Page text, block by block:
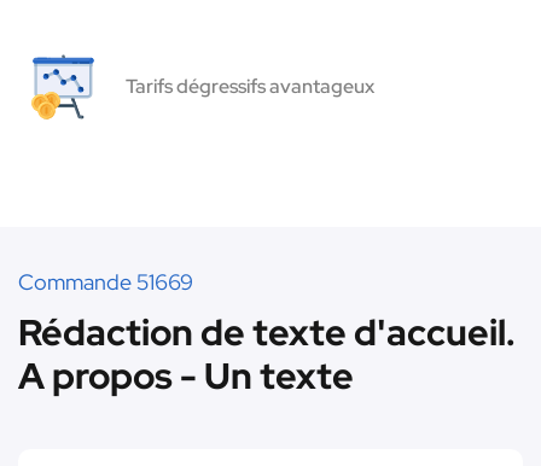
Tarifs dégressifs avantageux
Commande 51669
Rédaction de texte d'accueil.
A propos - Un texte